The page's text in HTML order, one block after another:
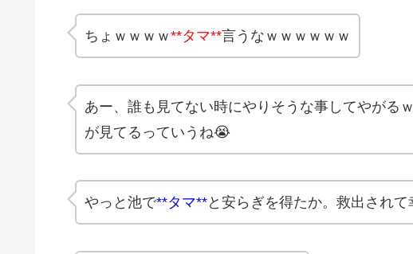
ちょｗｗｗｗ**タマ**言うなｗｗｗｗｗｗ
あー、誰も見てない時にやりそうな事してやがる
が見てるっていうね😭
やっと池で**タマ**と安らぎを得たか。救出され